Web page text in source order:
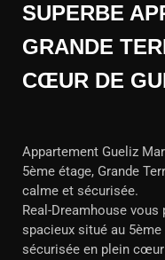
SUPERBE
GRANDE
CŒUR DE
Appartement Gueliz
5ème étage, Grande
calme et sécurisée.
Real-Dreamhouse
spacieux situé au
sécurisée en plein cœur